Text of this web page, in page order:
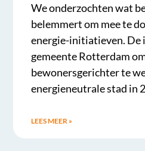
We onderzochten wat
belemmert om mee te
energie-initiatieven. De
gemeente Rotterdam
bewonersgerichter te
energieneutrale stad in
LEES MEER »